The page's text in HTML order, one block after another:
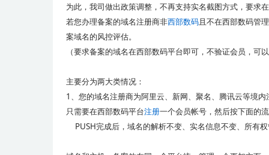
为此，我司做出政策调整，不再支持实名截图方式，要求
若您办理备案的域名注册商非西部数码且不在西部数码管
案域名的风控评估。
（要求备案的域名在西部数码平台即可，不验证会员，
主要分为两大类情况：
1、您的域名注册商为阿里云、新网、聚名、腾讯云等境
只需要在西部数码平台注册一个会员帐号，然后按下面的
PUSH完成后，域名的解析不变、实名信息不变、所有